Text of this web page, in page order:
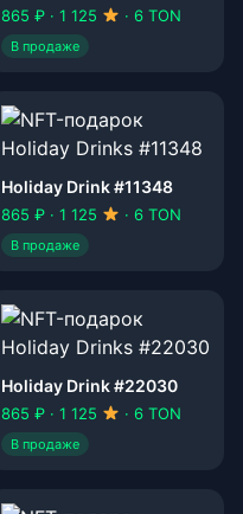
865 ₽ · 1 125 · 6 TON
В продаже
Holiday Drink #11348
865 ₽ · 1 125 · 6 TON
В продаже
Holiday Drink #22030
865 ₽ · 1 125 · 6 TON
В продаже